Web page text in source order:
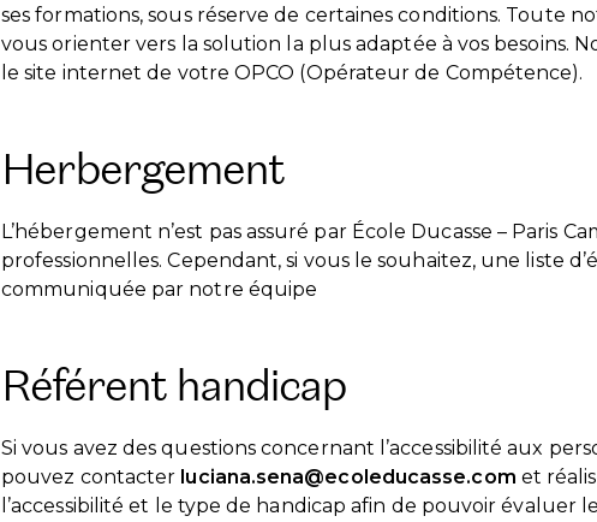
ses formations, sous réserve de certaines conditions. Toute
vous orienter vers la solution la plus adaptée à vos besoins.
le site internet de votre OPCO (Opérateur de Compétence).
Herbergement
L’hébergement n’est pas assuré par École Ducasse – Paris
professionnelles. Cependant, si vous le souhaitez, une liste
communiquée par notre équipe
Référent handicap
Si vous avez des questions concernant l’accessibilité aux
pouvez contacter luciana.sena@ecoleducasse.com et
l’accessibilité et le type de handicap afin de pouvoir évaluer